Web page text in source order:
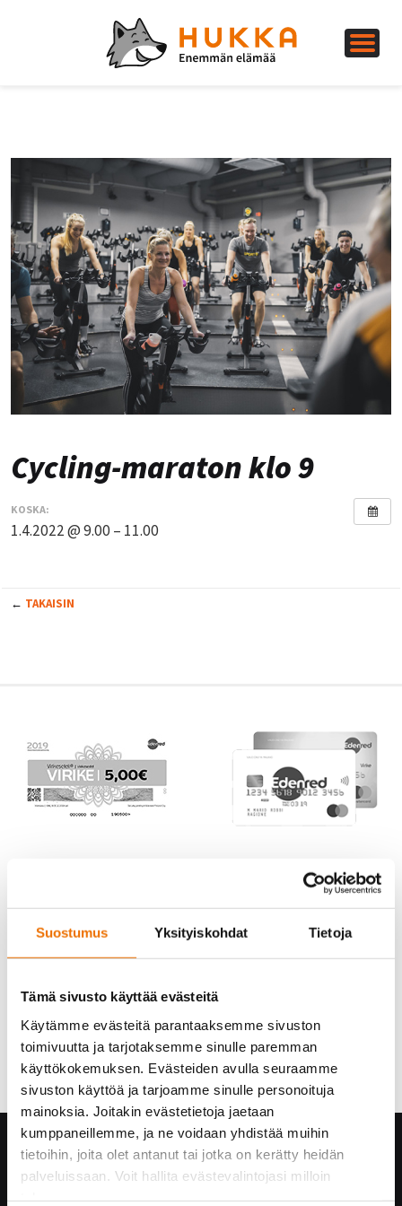
Suostumus Yksityiskohdat Tietoja
Tämä sivusto käyttää evästeitä
Käytämme evästeitä parantaaksemme sivuston
toimivuutta ja tarjotaksemme sinulle paremman
käyttökokemuksen. Evästeiden avulla seuraamme
sivuston käyttöä ja tarjoamme sinulle personoituja
mainoksia. Joitakin evästetietoja jaetaan
kumppaneillemme, ja ne voidaan yhdistää muihin
tietoihin, joita olet antanut tai jotka on kerätty heidän
palveluissaan. Voit hallita evästevalintojasi milloin
Cycling-maraton klo 9
KOSKA:
1.4.2022 @ 9.00 – 11.00
← TAKAISIN
Hukka yrityksenä
Yhteystiedot